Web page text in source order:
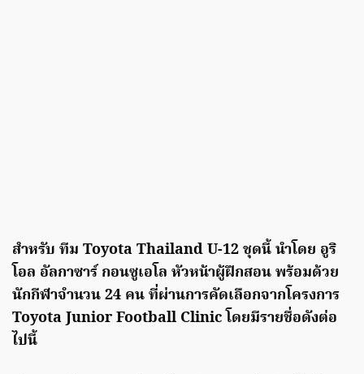
สำหรับ ทีม Toyota Thailand U-12 ชุดนี้ นำโดย อูริ
โอล อัลกาซาร์ กอนซูเอโล หัวหน้าผู้ฝึกสอน พร้อมด้วย
นักกีฬาจำนวน 24 คน ที่ผ่านการคัดเลือกจากโครงการ
Toyota Junior Football Clinic โดยมีรายชื่อดังต่อ
ไปนี้